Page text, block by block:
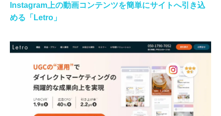
Instagram上の動画コンテンツを簡単にサイトへ引き込
める「Letro」